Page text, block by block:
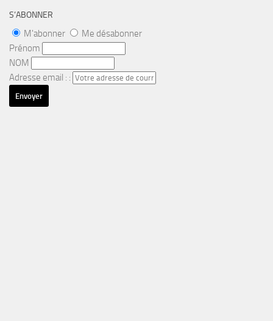
S’ABONNER
M'abonner
Me désabonner
Prénom
NOM
Adresse email : :